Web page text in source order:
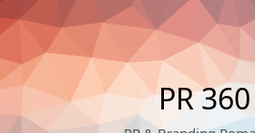
Skip
to
content
PR 360